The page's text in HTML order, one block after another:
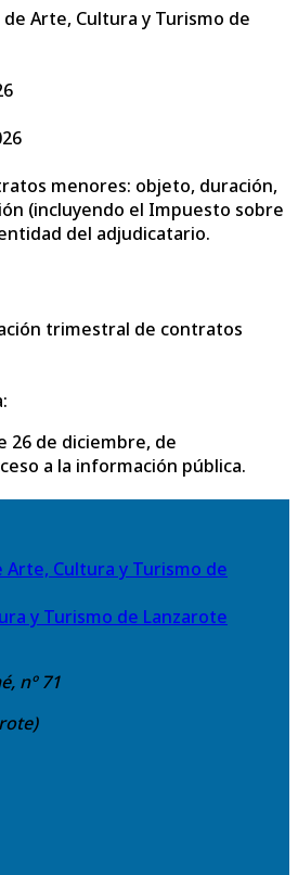
Arte, Cultura y Turismo de
menores: objeto, duración,
(incluyendo el Impuesto sobre
del adjudicatario.
trimestral de contratos
26 de diciembre, de
a la información pública.
y Turismo de Lanzarote
nº 71